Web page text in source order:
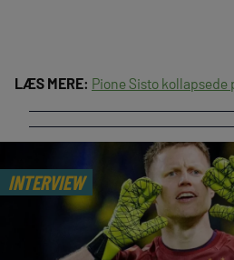
LÆS MERE: Pione Sisto
INTERVIEW